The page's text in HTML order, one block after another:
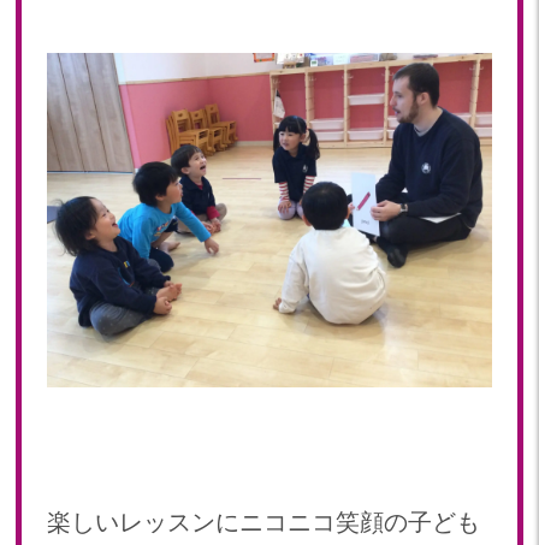
楽しいレッスンにニコニコ笑顔の子ども